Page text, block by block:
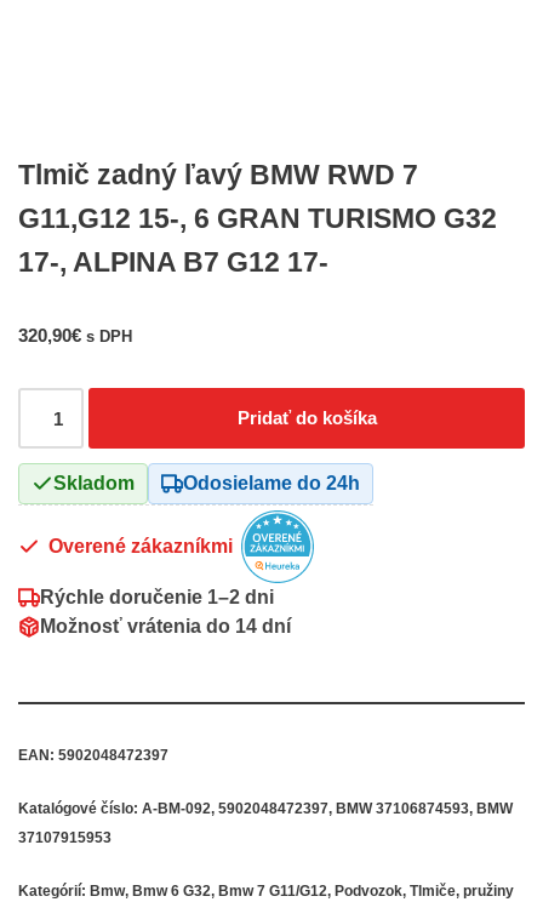
Tlmič zadný ľavý BMW RWD 7
G11,G12 15-, 6 GRAN TURISMO G32
17-, ALPINA B7 G12 17-
320,90€ s DPH
Pridať do košíka
Skladom Odosielame do 24h
Overené zákazníkmi
Rýchle doručenie 1–2 dni
Možnosť vrátenia do 14 dní
EAN: 5902048472397
Katalógové číslo: A-BM-092, 5902048472397, BMW 37106874593, BMW
37107915953
Kategórií: Bmw, Bmw 6 G32, Bmw 7 G11/G12, Podvozok, Tlmiče, pružiny